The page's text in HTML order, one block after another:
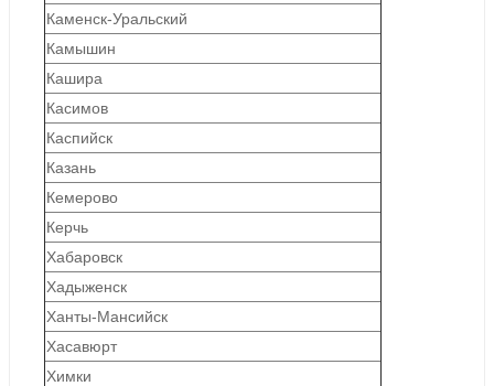
Каменск-Уральский
Камышин
Кашира
Касимов
Каспийск
Казань
Кемерово
Керчь
Хабаровск
Хадыженск
Ханты-Мансийск
Хасавюрт
Химки